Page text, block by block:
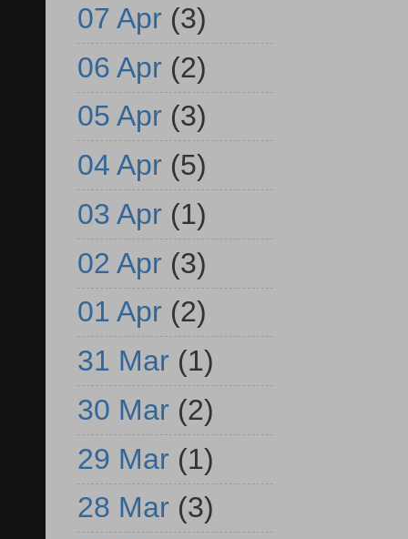
07 Apr (3)
06 Apr (2)
05 Apr (3)
04 Apr (5)
03 Apr (1)
02 Apr (3)
01 Apr (2)
31 Mar (1)
30 Mar (2)
29 Mar (1)
28 Mar (3)